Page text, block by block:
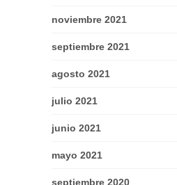
noviembre 2021
septiembre 2021
agosto 2021
julio 2021
junio 2021
mayo 2021
septiembre 2020